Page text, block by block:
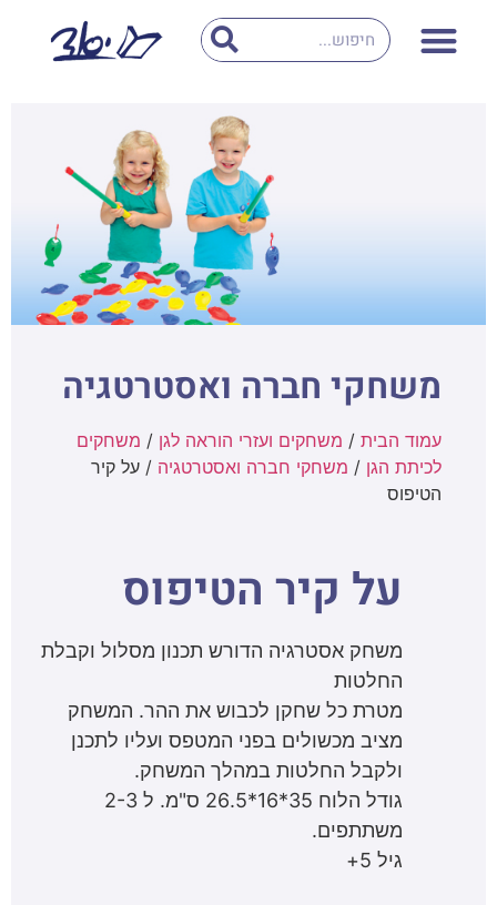
משחקי חברה ואסטרטגיה
עמוד הבית / משחקים ועזרי הוראה לגן / משחקים
לכיתת הגן / משחקי חברה ואסטרטגיה / על קיר
הטיפוס
על קיר הטיפוס
משחק אסטרגיה הדורש תכנון מסלול וקבלת
החלטות
מטרת כל שחקן לכבוש את ההר. המשחק
מציב מכשולים בפני המטפס ועליו לתכנן
ולקבל החלטות במהלך המשחק.
גודל הלוח 35*16*26.5 ס"מ. ל 2-3
משתתפים.
גיל 5+